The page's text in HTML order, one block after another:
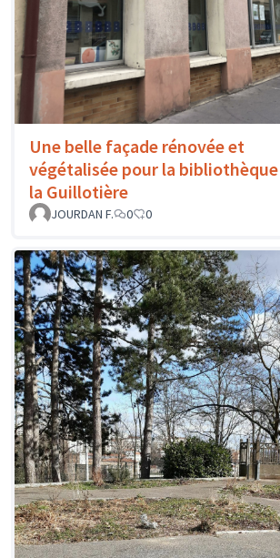
Une belle façade rénovée et
végétalisée pour la
la Guillotière
JOURDAN F. 0 0